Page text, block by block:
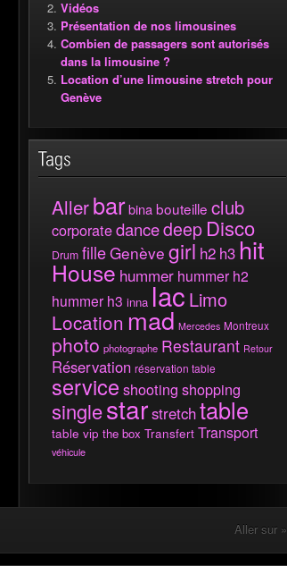
Vidéos
Présentation de nos limousines
Combien de passagers sont autorisés
dans la limousine ?
Location d’une limousine stretch pour
Genève
Allerbarbinabouteille club
corporatedancedeep Disco
Drum filleGenève girl h2 h3 hit
House hummer hummer h2
hummer h3 inna lac Limo
Location mad Mercedes Montreux
photo photographe Restaurant Retour
Réservation réservation table
service shooting shopping
singlestarstretchtable
table vip the box Transfert Transport
véhicule
Aller sur »